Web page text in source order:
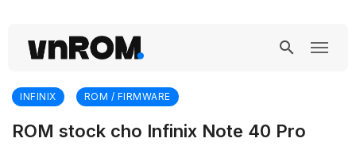
INFINIX ROM / FIRMWARE
ROM stock cho Infinix Note 40 Pro